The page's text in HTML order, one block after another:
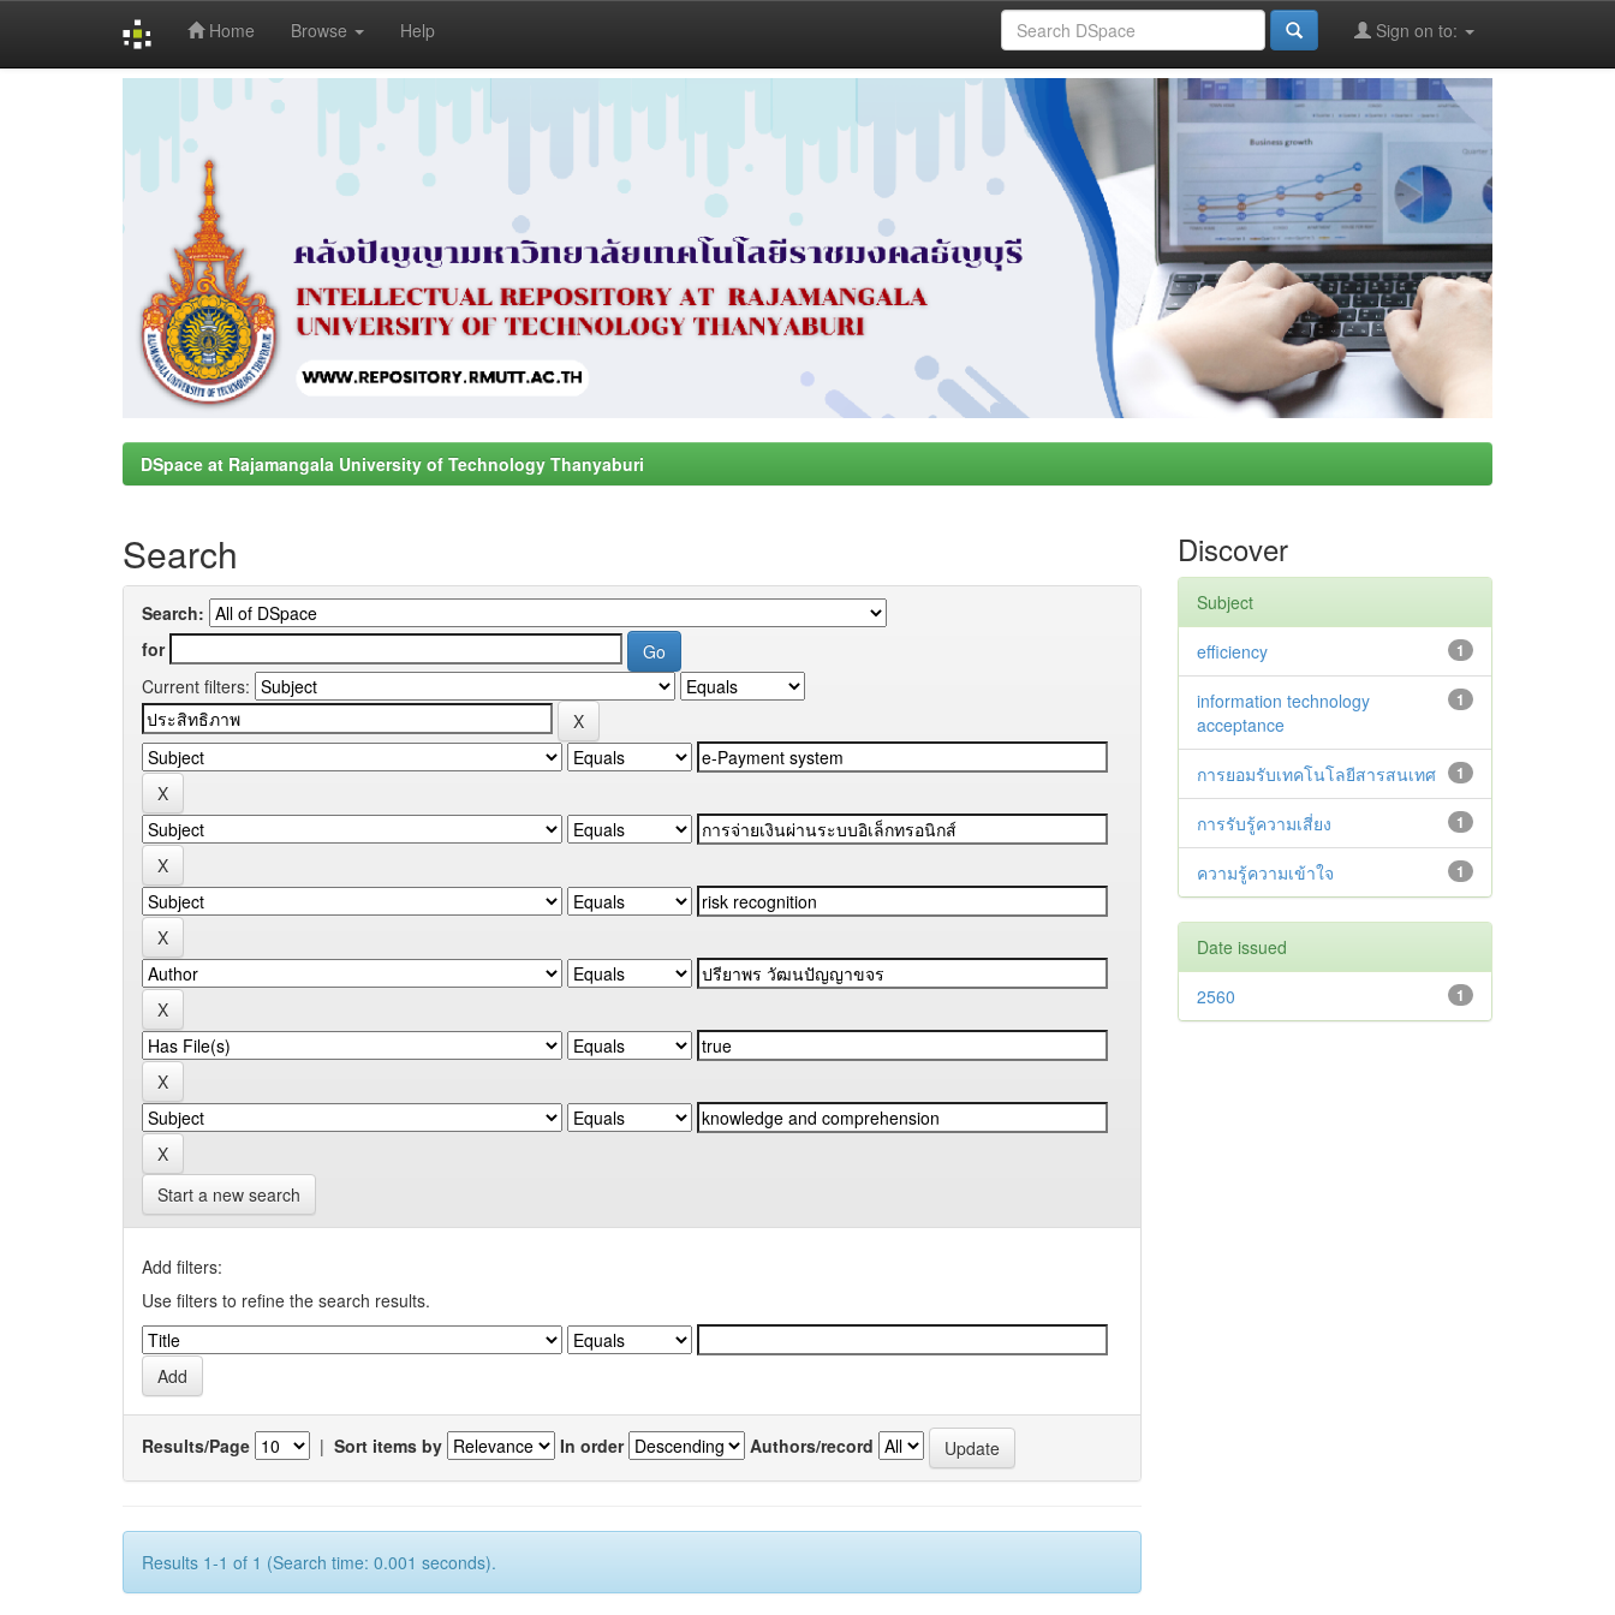
Home Browse Help Sign on to:
DSpace at Rajamangala University of Technology Thanyaburi
Search
Search:
for
Current filters:
Start a new search
Add filters:
Use filters to refine the search results.
Results/Page | Sort items by In order Authors/record
Results 1-1 of 1 (Search time: 0.001 seconds).
Discover
Subject
1
efficiency
1
information technology
acceptance
1
การยอมรับเทคโนโลยีสารสนเทศ
1
การรับรู้ความเสี่ยง
1
ความรู้ความเข้าใจ
Date issued
1
2560